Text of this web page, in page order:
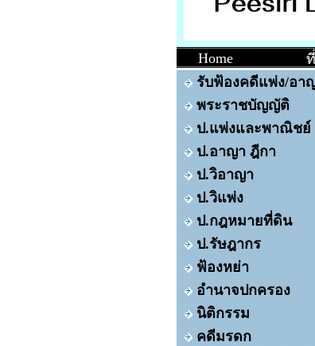
Home
รับฟ้องคดีแพ่ง/อา
พระราชบัญญัติ
ป.แพ่งและพาณิชย์
ป.อาญา ฎีกา
ป.วิอาญา
ป.วิแพ่ง
ป.กฎหมายที่ดิน
ป.รัษฎากร
ฟ้องหย่า
อำนาจปกครอง
นิติกรรม
คดีมรดก